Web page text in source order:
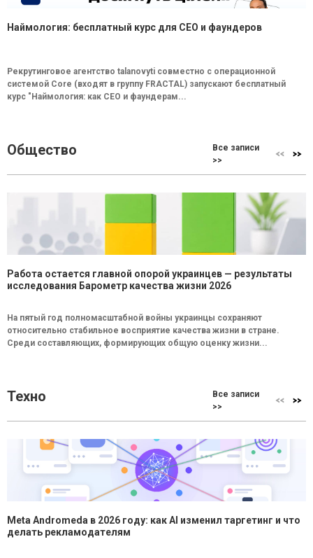
Наймология: бесплатный курс для CEO и фаундеров
Рекрутинговое агентство talanovyti совместно с операционной
системой Core (входят в группу FRACTAL) запускают бесплатный
курс "Наймология: как СEO и фаундерам...
Общество
Все записи
>>
Работа остается главной опорой украинцев — результаты
исследования Барометр качества жизни 2026
На пятый год полномасштабной войны украинцы сохраняют
относительно стабильное восприятие качества жизни в стране.
Среди составляющих, формирующих общую оценку жизни...
Техно
Все записи
>>
Meta Andromeda в 2026 году: как AI изменил таргетинг и что
делать рекламодателям